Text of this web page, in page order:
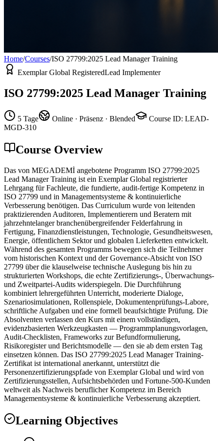
Home/Courses/ISO 27799:2025 Lead Manager Training
Exemplar Global RegisteredLead Implementer
ISO 27799:2025 Lead Manager Training
5 Tage Online · Präsenz · Blended Course ID: LEAD-
MGD-310
Course Overview
Das von MEGADEMİ angebotene Programm ISO 27799:2025
Lead Manager Training ist ein Exemplar Global registrierter
Lehrgang für Fachleute, die fundierte, audit-fertige Kompetenz in
ISO 27799 und in Managementsysteme & kontinuierliche
Verbesserung benötigen. Das Curriculum wurde von leitenden
praktizierenden Auditoren, Implementierern und Beratern mit
jahrzehntelanger branchenübergreifender Felderfahrung in
Fertigung, Finanzdienstleistungen, Technologie, Gesundheitswesen,
Energie, öffentlichem Sektor und globalen Lieferketten entwickelt.
Während des gesamten Programms bewegen sich die Teilnehmer
vom historischen Kontext und der Governance-Absicht von ISO
27799 über die klauselweise technische Auslegung bis hin zu
strukturierten Workshops, die echte Zertifizierungs-, Überwachungs-
und Zweitpartei-Audits widerspiegeln. Die Durchführung
kombiniert lehrergeführten Unterricht, moderierte Dialoge,
Szenariosimulationen, Rollenspiele, Dokumentenprüfungs-Labore,
schriftliche Aufgaben und eine formell beaufsichtigte Prüfung. Die
Absolventen verlassen den Kurs mit einem vollständigen,
evidenzbasierten Werkzeugkasten — Programmplanungsvorlagen,
Audit-Checklisten, Frameworks zur Befundformulierung,
Risikoregister und Berichtsmodelle — den sie ab dem ersten Tag
einsetzen können. Das ISO 27799:2025 Lead Manager Training-
Zertifikat ist international anerkannt, unterstützt die
Personenzertifizierungspfade von Exemplar Global und wird von
Zertifizierungsstellen, Aufsichtsbehörden und Fortune-500-Kunden
weltweit als Nachweis beruflicher Kompetenz im Bereich
Managementsysteme & kontinuierliche Verbesserung akzeptiert.
Learning Objectives